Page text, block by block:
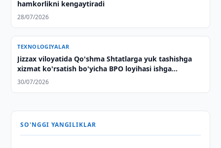
hamkorlikni kengaytiradi
28/07/2026
TEXNOLOGIYALAR
Jizzax viloyatida Qo'shma Shtatlarga yuk tashishga
xizmat ko'rsatish bo'yicha BPO loyihasi ishga
tushirildi
30/07/2026
SO'NGGI YANGILIKLAR